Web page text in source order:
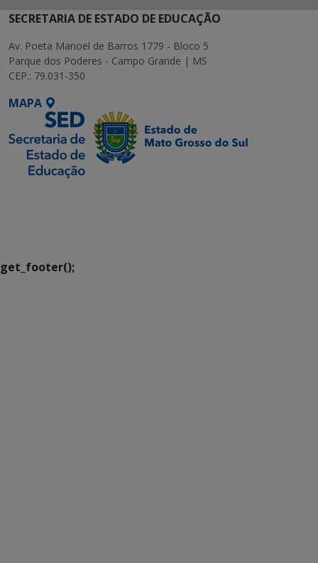
SECRETARIA DE ESTADO DE EDUCAÇÃO
Av. Poeta Manoel de Barros 1779 - Bloco 5
Parque dos Poderes - Campo Grande | MS
CEP.: 79.031-350
MAPA
get_footer();